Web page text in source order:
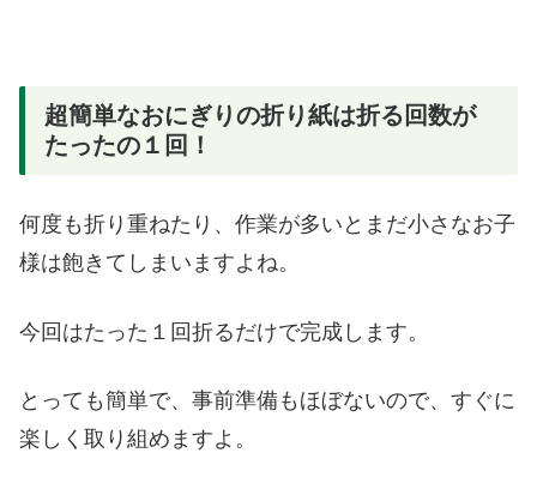
超簡単なおにぎりの折り紙は折る回数が
たったの１回！
何度も折り重ねたり、作業が多いとまだ小さなお子
様は飽きてしまいますよね。
今回はたった１回折るだけで完成します。
とっても簡単で、事前準備もほぼないので、すぐに
楽しく取り組めますよ。